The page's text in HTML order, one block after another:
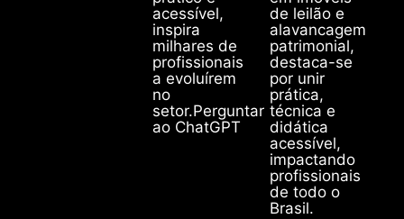
acessível,
inspira
milhares de
profissionais
a evoluírem
no
setor.Perguntar
ao ChatGPT
de leilão e
alavancagem
patrimonial,
destaca-se
por unir
prática,
técnica e
didática
acessível,
impactando
profissionais
de todo o
Brasil.